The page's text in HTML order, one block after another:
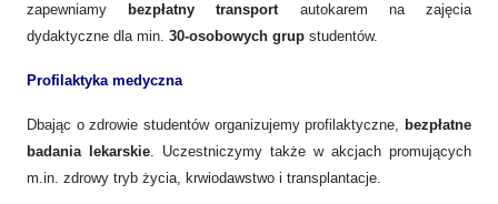
zapewniamy
bezpłatny transportautokarem na zajęcia
dydaktyczne dla min. 30-osobowych grup studentów.
Profilaktyka medyczna
Dbając o zdrowie studentów organizujemy profilaktyczne, bezpłatne
badania lekarskie. Uczestniczymy także w akcjach promujących
m.in. zdrowy tryb życia, krwiodawstwo i transplantacje.